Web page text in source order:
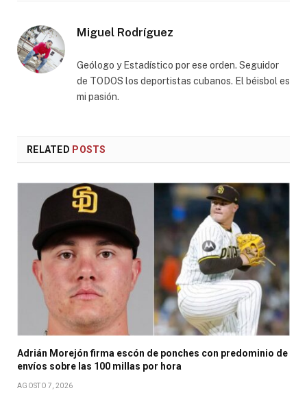
Miguel Rodríguez
Geólogo y Estadístico por ese orden. Seguidor
de TODOS los deportistas cubanos. El béisbol es
mi pasión.
RELATED POSTS
Adrián Morejón firma escón de ponches con predominio de
envíos sobre las 100 millas por hora
AGOSTO 7, 2026